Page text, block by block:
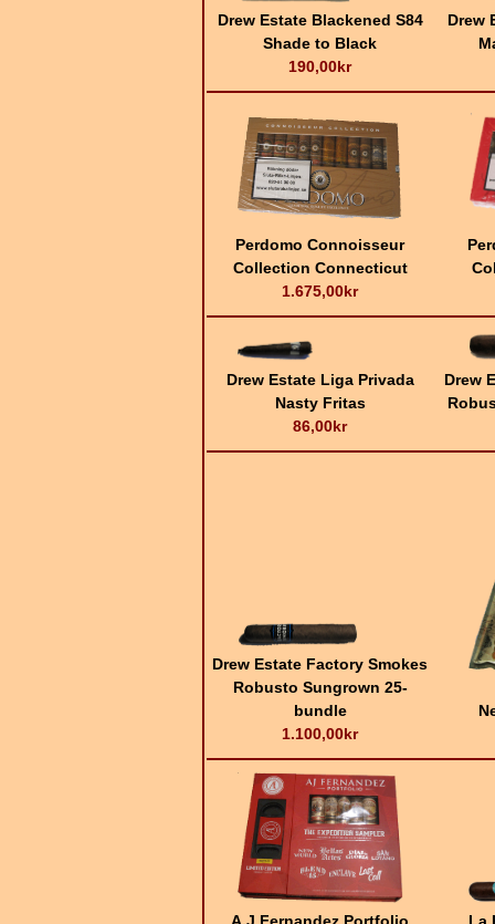
Drew Estate Blackened S84
Shade to Black
190,00kr
Drew
Perdomo Connoisseur
Collection Connecticut
1.675,00kr
Drew Estate Liga Privada
Nasty Fritas
86,00kr
Drew
Drew Estate Factory Smokes
Robusto Sungrown 25-
bundle
1.100,00kr
A.J Fernandez Portfolio
La